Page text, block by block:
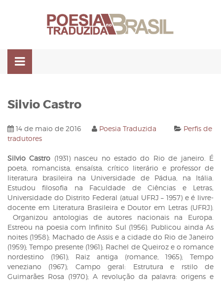
Silvio Castro
14 de maio de 2016 Poesia Traduzida
Perfis de
tradutores
Silvio Castro (1931) nasceu no estado do Rio de janeiro. É
poeta, romancista, ensaísta, crítico literário e professor de
literatura brasileira na Universidade de Pádua, na Itália.
Estudou filosofia na Faculdade de Ciências e Letras,
Universidade do Distrito Federal (atual UFRJ – 1957) e é livre-
docente em Literatura Brasileira e Doutor em Letras (UFRJ).
Organizou antologias de autores nacionais na Europa.
Estreou na poesia com Infinito Sul (1956). Publicou ainda As
noites (1958); Machado de Assis e a cidade do Rio de Janeiro
(1959); Tempo presente (1961); Rachel de Queiroz e o romance
nordestino (1961); Raiz antiga (romance, 1965); Tempo
veneziano (1967); Campo geral: Estrutura e rstilo de
Guimarães Rosa (1970); A revolução da palavra: origens e